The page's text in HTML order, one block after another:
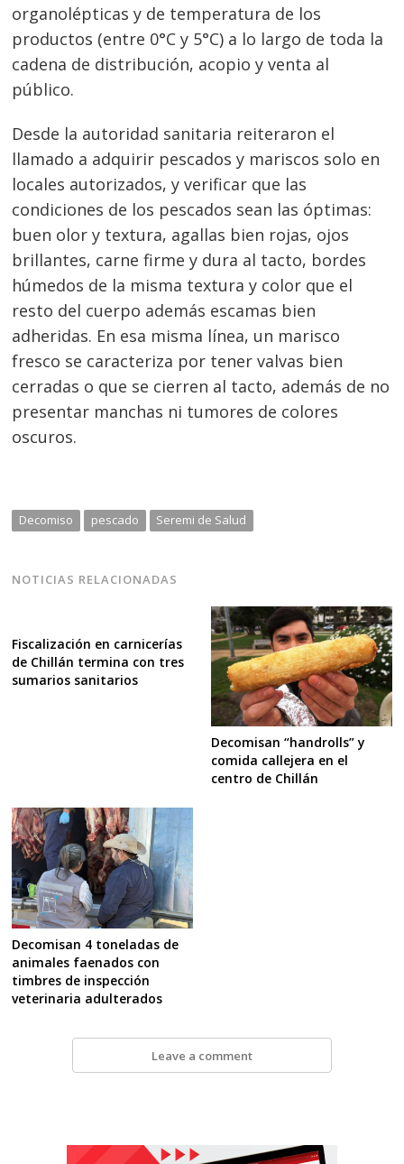
organolépticas y de temperatura de los
productos (entre 0°C y 5°C) a lo largo de toda la
cadena de distribución, acopio y venta al
público.
Desde la autoridad sanitaria reiteraron el
llamado a adquirir pescados y mariscos solo en
locales autorizados, y verificar que las
condiciones de los pescados sean las óptimas:
buen olor y textura, agallas bien rojas, ojos
brillantes, carne firme y dura al tacto, bordes
húmedos de la misma textura y color que el
resto del cuerpo además escamas bien
adheridas. En esa misma línea, un marisco
fresco se caracteriza por tener valvas bien
cerradas o que se cierren al tacto, además de no
presentar manchas ni tumores de colores
oscuros.
Decomiso pescado Seremi de Salud
NOTICIAS RELACIONADAS
Fiscalización en carnicerías
de Chillán termina con tres
sumarios sanitarios
Decomisan “handrolls” y
comida callejera en el
centro de Chillán
Decomisan 4 toneladas de
animales faenados con
timbres de inspección
veterinaria adulterados
Leave a comment